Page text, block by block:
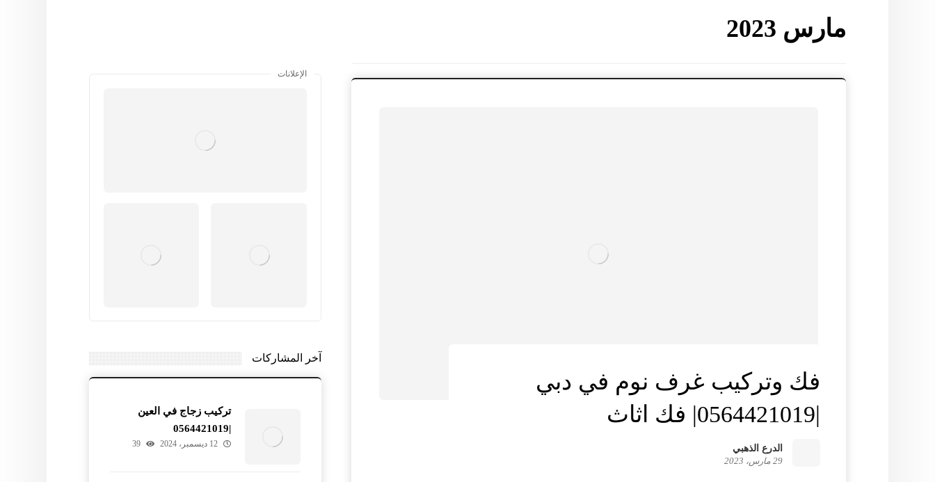
مارس 2023
فك وتركيب غرف نوم في دبي
|0564421019| فك اثاث
الدرع الذهبي
29 مارس، 2023
الإعلانات
آخر المشاركات
تركيب زجاج في العين
|0564421019
12 ديسمبر، 2024 39